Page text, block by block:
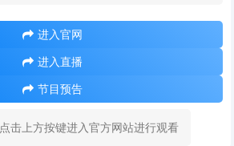
进入官网
进入直播
节目预告
击上方按键进入官方网站进行观看